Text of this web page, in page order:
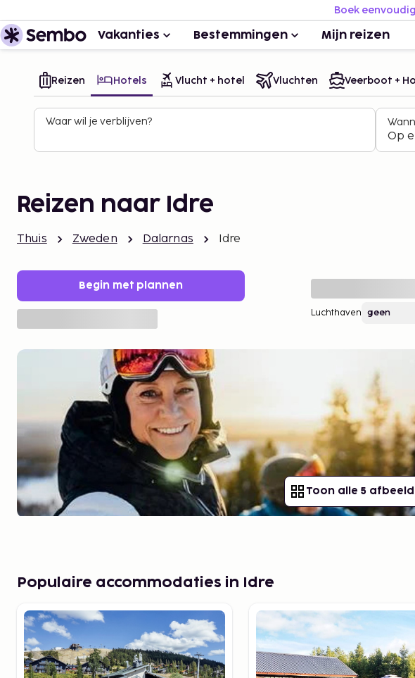
Boek
Vakanties Bestemmingen Mijn reizen
Reizen Hotels Vlucht + hotel Vluchten Veerboot +
Waar wil je verblijven?
Op
Reizen naar Idre
Thuis Zweden Dalarnas Idre
Begin met plannen
Luchthaven
Toon alle 5
Populaire accommodaties in Idre